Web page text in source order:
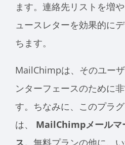
ます。連絡先リストを増
ュースレターを効果的に
ちます。
MailChimpは、そのユー
ンターフェースのために
す。ちなみに、このプラ
は、 MailChimpメールマ